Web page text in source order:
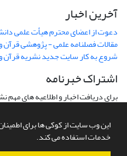
این وب سایت از کوکی ها برای
خدمات استفاده می کند.
آخرین اخبار
دعوت از اعضای محترم هیأت علمی
مقالات فصلنامه علمی - پژوهشی
شروع به کار سایت جدید نشریه
اشتراک خبرنامه
برای دریافت اخبار و اطلاعیه های